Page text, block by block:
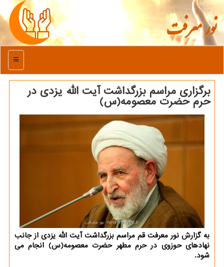
نور معرفت
منو
برگزاری مراسم بزرگداشت آیت الله یزدی در
حرم حضرت معصومه(س)
به گزارش نور معرفت قم مراسم بزرگداشت آیت الله یزدی از جانب
نهادهای حوزوی در حرم مطهر حضرت معصومه(س) انجام می
شود.